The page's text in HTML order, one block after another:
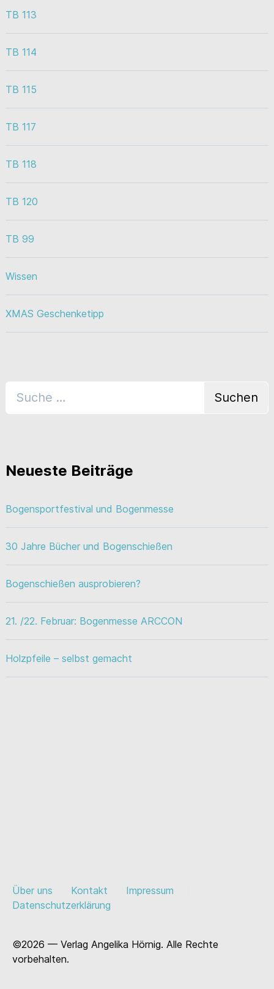
TB 113
TB 114
TB 115
TB 117
TB 118
TB 120
TB 99
Wissen
XMAS Geschenketipp
Neueste Beiträge
Bogensportfestival und Bogenmesse
30 Jahre Bücher und Bogenschießen
Bogenschießen ausprobieren?
21. /22. Februar: Bogenmesse ARCCON
Holzpfeile – selbst gemacht
Über uns Kontakt
Impressum
Datenschutzerklärung
©2026 — Verlag Angelika Hörnig. Alle Rechte
vorbehalten.